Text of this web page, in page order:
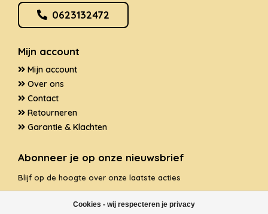
Cookies - wij respecteren je privacy
0623132472
Mijn account
Mijn account
Over ons
Contact
Retourneren
Garantie & Klachten
Abonneer je op onze nieuwsbrief
Blijf op de hoogte over onze laatste acties